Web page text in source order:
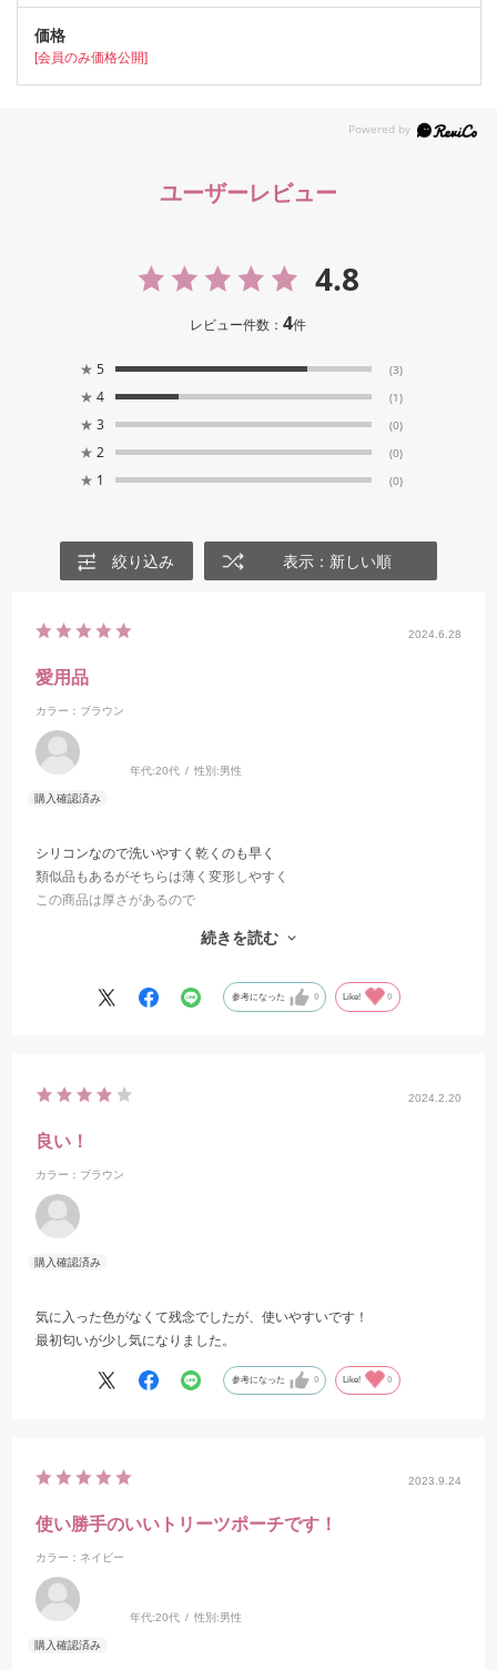
[会員のみ価格公開]
ユーザーレビュー
4.8
レビュー件数：4件
★ 5 (3)
★ 4 (1)
★ 3 (0)
★ 2 (0)
★ 1 (0)
絞り込み 表示：新しい順
2024.6.28
愛用品
カラー：ブラウン
年代:20代 性別:男性
シリコンなので洗いやすく乾くのも早く
類似品もあるがそちらは薄く変形しやすく
この商品は厚さがあるので
続きを読む
参考になった 0 Like! 0
2024.2.20
良い！
カラー：ブラウン
気に入った色がなくて残念でしたが、使いやすいです！
最初匂いが少し気になりました。
参考になった 0 Like! 0
2023.9.24
使い勝手のいいトリーツポーチです！
カラー：ネイビー
年代:20代 性別:男性